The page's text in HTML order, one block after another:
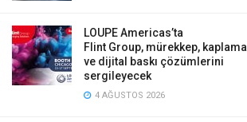
LOUPE Americas’ta
Flint Group, mürekkep, kaplama
ve dijital baskı çözümlerini
sergileyecek
4 AĞUSTOS 2026